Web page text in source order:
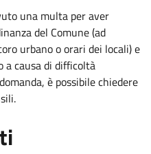
una multa per aver
del Comune (ad
urbano o orari dei locali) e
a causa di difficoltà
è possibile chiedere